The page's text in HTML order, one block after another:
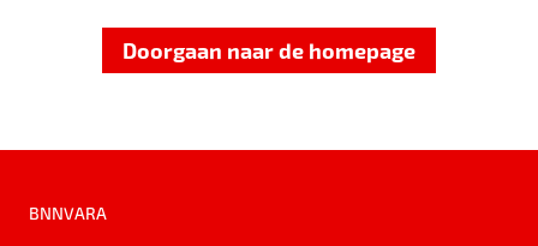
Doorgaan naar de homepage
BNNVARA